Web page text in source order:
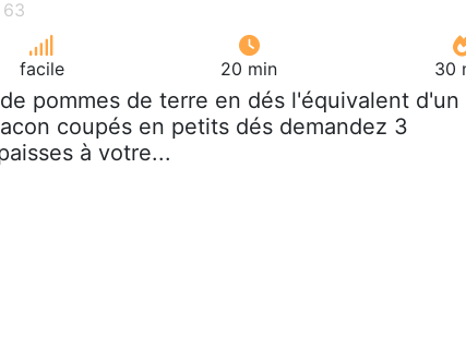
facile 20 min 30
pommes de terre en dés l'équivalent d'un
coupés en petits dés demandez 3
à votre...